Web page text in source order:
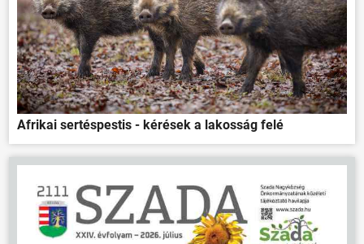
Afrikai sertéspestis - kérések a lakosság felé